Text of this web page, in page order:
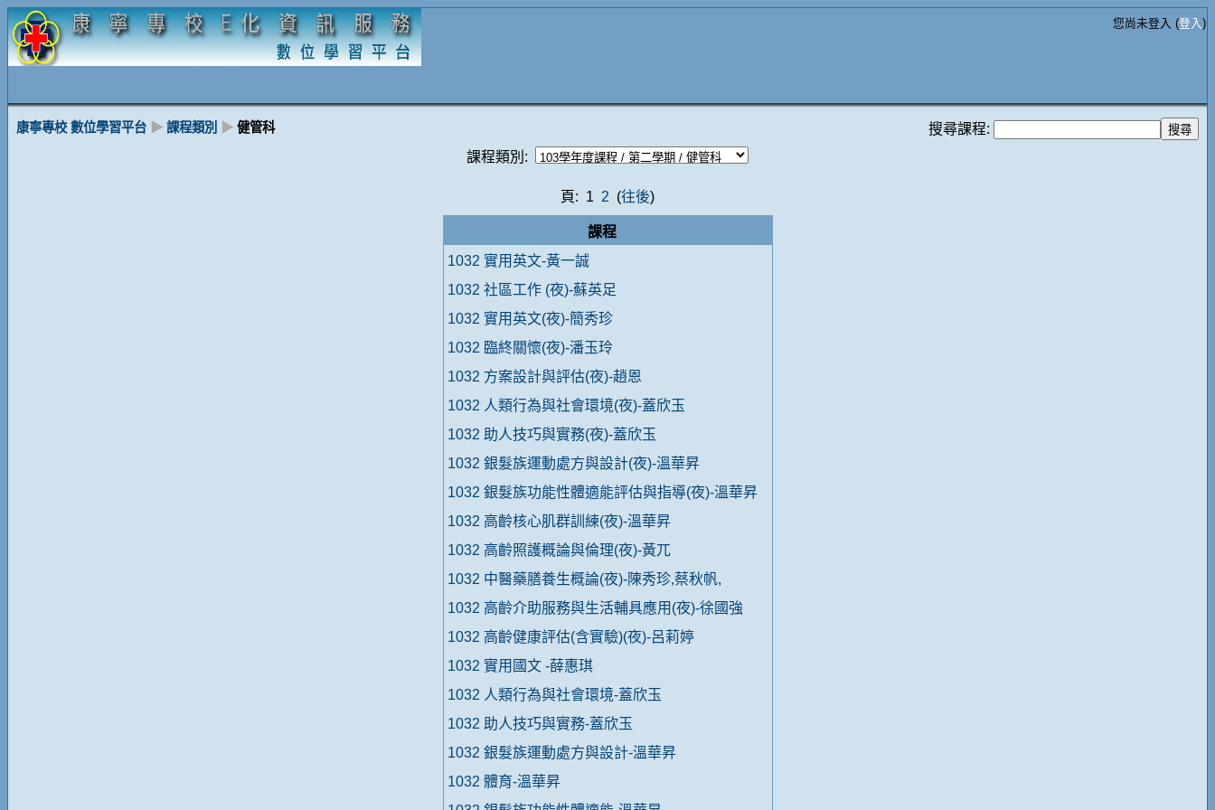
您尚未登入 (登入)
康寧專校 數位學習平台 ▶ 課程類別 ▶ 健管科
搜尋課程:
課程類別:
頁: 1 2 (往後)
課程
1032 實用英文-黃一誠
1032 社區工作 (夜)-蘇英足
1032 實用英文(夜)-簡秀珍
1032 臨終關懷(夜)-潘玉玲
1032 方案設計與評估(夜)-趙恩
1032 人類行為與社會環境(夜)-蓋欣玉
1032 助人技巧與實務(夜)-蓋欣玉
1032 銀髮族運動處方與設計(夜)-溫華昇
1032 銀髮族功能性體適能評估與指導(夜)-溫華昇
1032 高齡核心肌群訓練(夜)-溫華昇
1032 高齡照護概論與倫理(夜)-黃兀
1032 中醫藥膳養生概論(夜)-陳秀珍,蔡秋帆,
1032 高齡介助服務與生活輔具應用(夜)-徐國強
1032 高齡健康評估(含實驗)(夜)-呂莉婷
1032 實用國文 -薛惠琪
1032 人類行為與社會環境-蓋欣玉
1032 助人技巧與實務-蓋欣玉
1032 銀髮族運動處方與設計-溫華昇
1032 體育-溫華昇